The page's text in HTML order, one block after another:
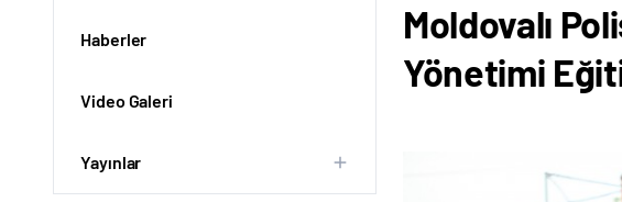
Haberler
Video Galeri
Yayınlar
Moldovalı
Yönetimi